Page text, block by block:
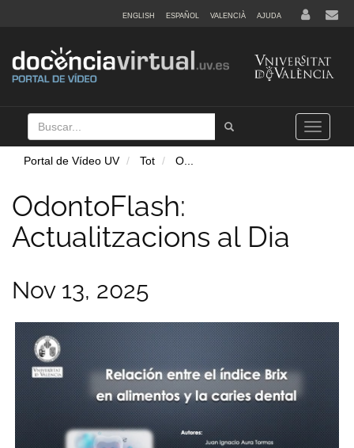
ENGLISH ESPAÑOL VALENCIÀ AJUDA
Buscar
Tramet
Toggle
navigation
Portal de Vídeo UV Tot O
OdontoFlash:
Actualitzacions al Dia
Nov 13, 2025